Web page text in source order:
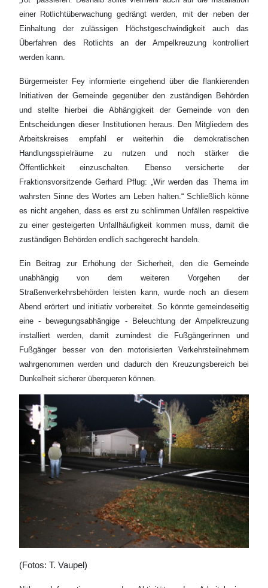
einer Rotlichtüberwachung gedrängt werden, mit der neben der
Einhaltung der zulässigen Höchstgeschwindigkeit auch das
Überfahren des Rotlichts an der Ampelkreuzung kontrolliert
werden kann.
Bürgermeister Fey informierte eingehend über die flankierenden
Initiativen der Gemeinde gegenüber den zuständigen Behörden
und stellte hierbei die Abhängigkeit der Gemeinde von den
Entscheidungen dieser Institutionen heraus. Den Mitgliedern des
Arbeitskreises empfahl er weiterhin die demokratischen
Handlungsspielräume zu nutzen und noch stärker die
Öffentlichkeit einzuschalten. Ebenso versicherte der
Fraktionsvorsitzende Gerhard Pflug: „Wir werden das Thema im
wahrsten Sinne des Wortes am Leben halten.“ Schließlich könne
es nicht angehen, dass es erst zu schlimmen Unfällen respektive
zu einer gesteigerten Unfallhäufigkeit kommen muss, damit die
zuständigen Behörden endlich sachgerecht handeln.
Ein Beitrag zur Erhöhung der Sicherheit, den die Gemeinde
unabhängig von dem weiteren Vorgehen der
Straßenverkehrsbehörden leisten kann, wurde noch an diesem
Abend erörtert und initiativ vorbereitet. So könnte gemeindeseitig
eine - bewegungsabhängige - Beleuchtung der Ampelkreuzung
installiert werden, damit zumindest die Fußgängerinnen und
Fußgänger besser von den motorisierten Verkehrsteilnehmern
wahrgenommen werden und dadurch den Kreuzungsbereich bei
Dunkelheit sicherer überqueren können.
(Fotos: T. Vaupel)